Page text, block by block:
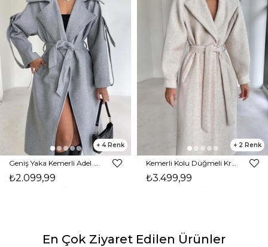
4
₺2.099,99
2
₺3.499,99
En Çok Ziyaret Edilen Ürünler